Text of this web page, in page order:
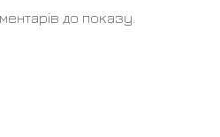
до показу.